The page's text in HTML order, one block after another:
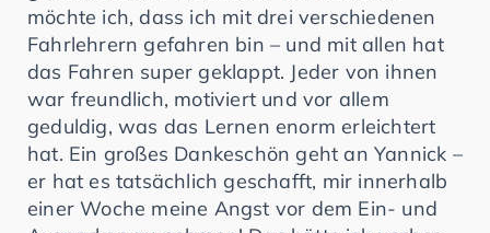
möchte ich, dass ich mit drei verschiedenen
Fahrlehrern gefahren bin – und mit allen hat
das Fahren super geklappt. Jeder von ihnen
war freundlich, motiviert und vor allem
geduldig, was das Lernen enorm erleichtert
hat. Ein großes Dankeschön geht an Yannick –
er hat es tatsächlich geschafft, mir innerhalb
einer Woche meine Angst vor dem Ein- und